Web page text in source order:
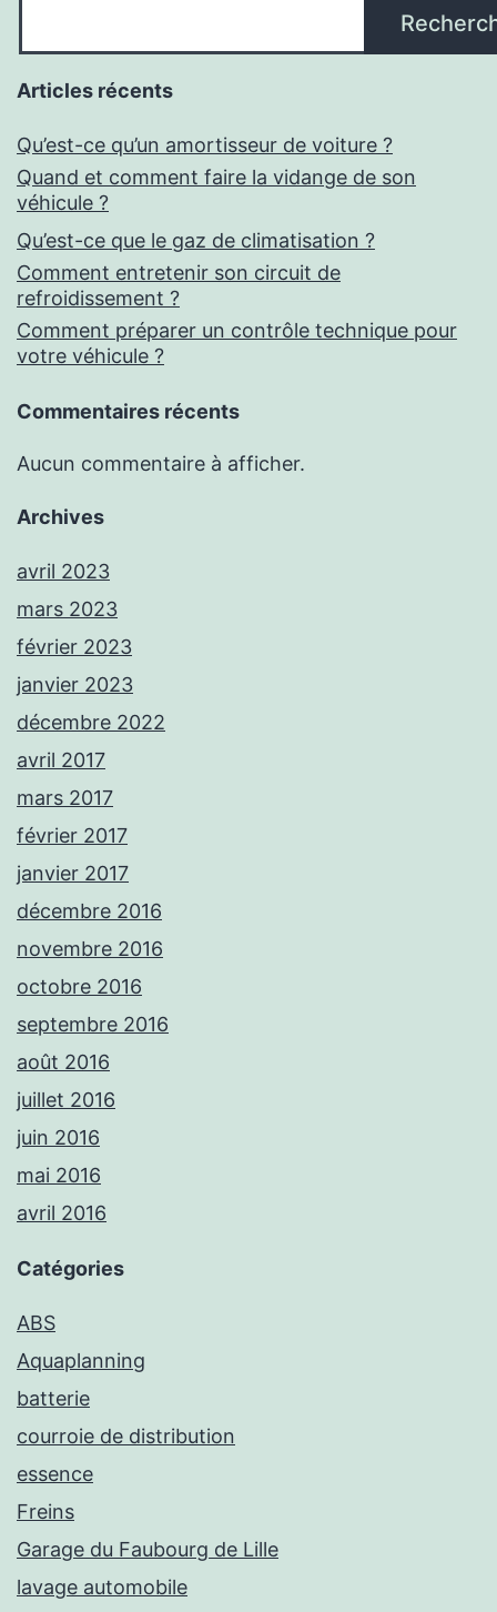
Articles récents
Qu’est-ce qu’un amortisseur de voiture ?
Quand et comment faire la vidange de son
véhicule ?
Qu’est-ce que le gaz de climatisation ?
Comment entretenir son circuit de
refroidissement ?
Comment préparer un contrôle technique pour
votre véhicule ?
Commentaires récents
Aucun commentaire à afficher.
Archives
avril 2023
mars 2023
février 2023
janvier 2023
décembre 2022
avril 2017
mars 2017
février 2017
janvier 2017
décembre 2016
novembre 2016
octobre 2016
septembre 2016
août 2016
juillet 2016
juin 2016
mai 2016
avril 2016
Catégories
ABS
Aquaplanning
batterie
courroie de distribution
essence
Freins
Garage du Faubourg de Lille
lavage automobile